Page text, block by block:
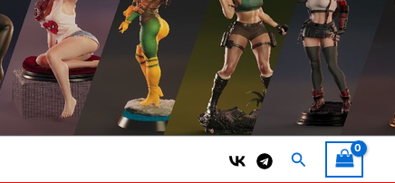
Поиск